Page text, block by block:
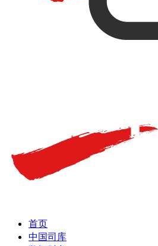
首页
中国司库